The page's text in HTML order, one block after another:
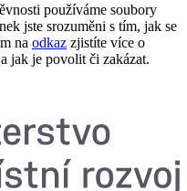
používáme soubory
jste srozuměni s tím, jak se
na odkaz zjistíte více o
jak je povolit či zakázat.